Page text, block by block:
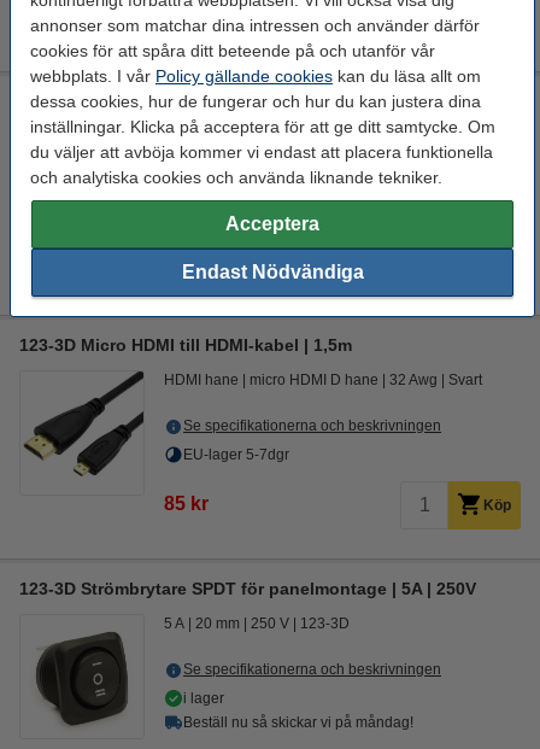
annonser som matchar dina intressen och använder därför
cookies för att spåra ditt beteende på och utanför vår
webbplats. I vår Policy gällande cookies kan du läsa allt om
dessa cookies, hur de fungerar och hur du kan justera dina
inställningar. Klicka på acceptera för att ge ditt samtycke. Om
du väljer att avböja kommer vi endast att placera funktionella
och analytiska cookies och använda liknande tekniker.
Acceptera
Endast Nödvändiga
45 kr
123-3D Micro HDMI till HDMI adapterkabel | 20cm
HDMI hona micro HDMI hane 30 Awg Svart
Se specifikationerna och beskrivningen
85 kr
123-3D Micro HDMI till HDMI-kabel | 1,5m
HDMI hane micro HDMI D hane 32 Awg Svart
Se specifikationerna och beskrivningen
EU-lager 5-7dgr
85 kr Köp
123-3D Strömbrytare SPDT för panelmontage | 5A | 250V
5 A 20 mm 250 V 123-3D
Se specifikationerna och beskrivningen
i lager
Beställ nu så skickar vi på måndag!